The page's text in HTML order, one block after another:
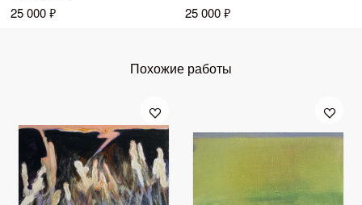
25 000 ₽ 25 000 ₽
Похожие работы